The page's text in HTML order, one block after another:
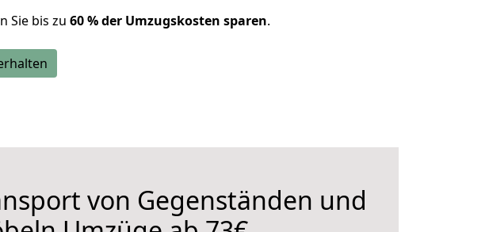
Sie bis zu 60 % der Umzugskosten sparen.
von Gegenständen und